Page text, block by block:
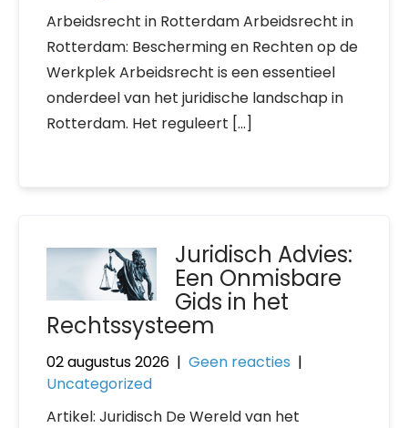
Arbeidsrecht in Rotterdam Arbeidsrecht in
Rotterdam: Bescherming en Rechten op de
Werkplek Arbeidsrecht is een essentieel
onderdeel van het juridische landschap in
Rotterdam. Het reguleert […]
Juridisch Advies:
Een Onmisbare
Gids in het
Rechtssysteem
02 augustus 2026 | Geen reacties |
Uncategorized
Artikel: Juridisch De Wereld van het